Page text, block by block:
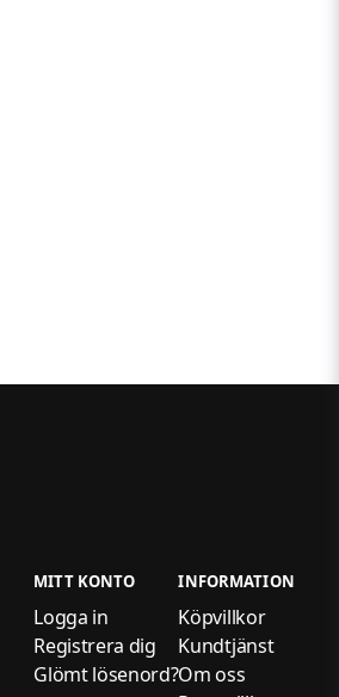
MITT KONTO
Logga in
Registrera dig
Glömt lösenord?
INFORMATION
Köpvillkor
Kundtjänst
Om oss